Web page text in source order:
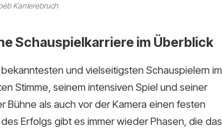
Karrierebruch
Schauspielkarriere im Überblick
und vielseitigsten Schauspielern im
Stimme, seinem intensiven Spiel und seiner
Bühne als auch vor der Kamera einen festen
Erfolgs gibt es immer wieder Phasen, die das